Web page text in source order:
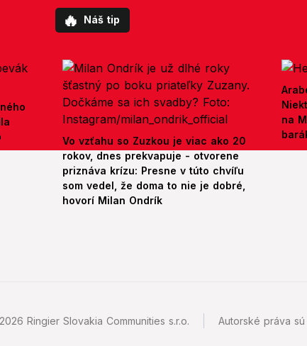
🔥 Náš tip
Vo vzťahu so Zuzkou je viac ako 20
rokov, dnes prekvapuje - otvorene
priznáva krízu: Presne v túto chvíľu
som vedel, že doma to nie je dobré,
hovorí Milan Ondrík
na
Ringier Slovakia Communities s.r.o. Autorské práva